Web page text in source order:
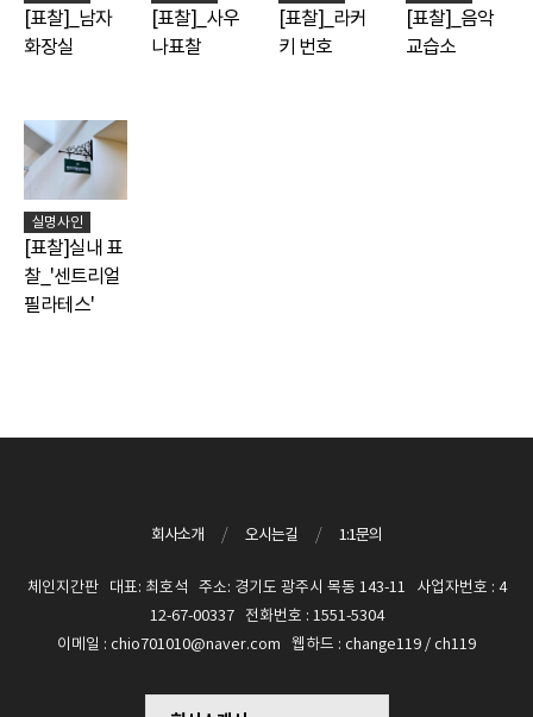
[표찰]_남자
화장실
[표찰]_사우
나표찰
[표찰]_라커
키 번호
[표찰]_음악
교습소
실명사인
[표찰]실내 표
찰_'센트리얼
필라테스'
회사소개 / 오시는길 / 1:1문의
체인지간판 대표: 최호석 주소: 경기도 광주시 목동 143-11 사업자번호 : 4
12-67-00337 전화번호 : 1551-5304
이메일 : chio701010@naver.com 웹하드 : change119 / ch119